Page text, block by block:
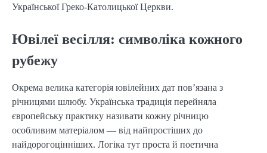
Української Греко-Католицької Церкви.
Ювілеї весілля: символіка кожного
рубежу
Окрема велика категорія ювілейних дат пов’язана з
річницями шлюбу. Українська традиція перейняла
європейську практику називати кожну річницю
особливим матеріалом — від найпростіших до
найдорогоцінніших. Логіка тут проста й поетична